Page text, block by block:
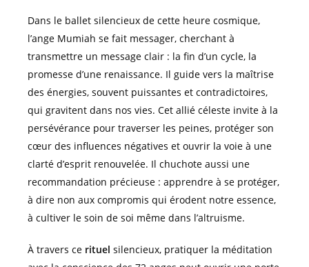
Dans le ballet silencieux de cette heure cosmique,
l’ange Mumiah se fait messager, cherchant à
transmettre un message clair : la fin d’un cycle, la
promesse d’une renaissance. Il guide vers la maîtrise
des énergies, souvent puissantes et contradictoires,
qui gravitent dans nos vies. Cet allié céleste invite à la
persévérance pour traverser les peines, protéger son
cœur des influences négatives et ouvrir la voie à une
clarté d’esprit renouvelée. Il chuchote aussi une
recommandation précieuse : apprendre à se protéger,
à dire non aux compromis qui érodent notre essence,
à cultiver le soin de soi même dans l’altruisme.
À travers ce rituel silencieux, pratiquer la méditation